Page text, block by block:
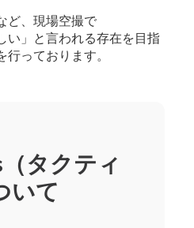
ど、現場空撮で
い」と言われる存在を目指
っております。
タクティ
いて